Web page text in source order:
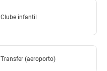
Clube infantil
Transfer (aeroporto)